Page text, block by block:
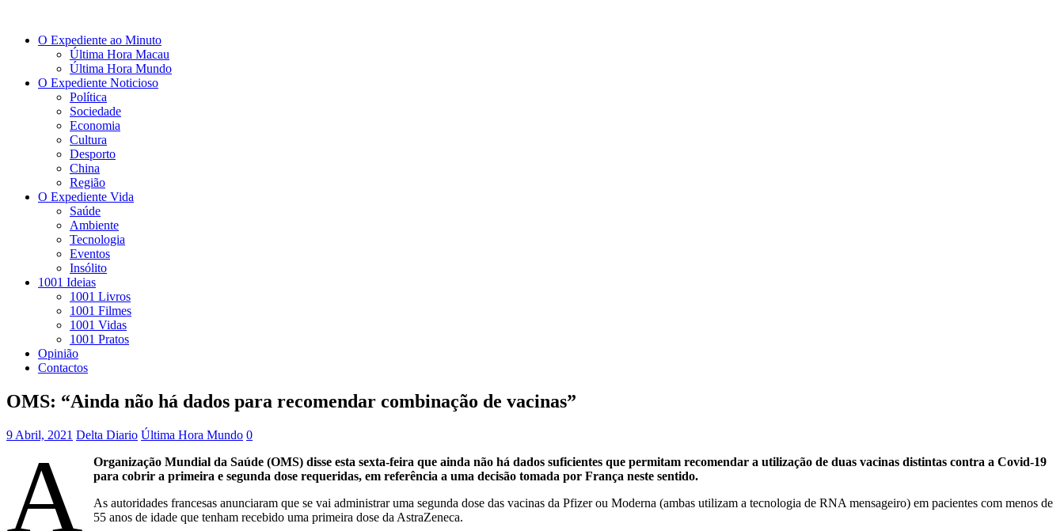
O Expediente ao Minuto
Última Hora Macau
Última Hora Mundo
O Expediente Noticioso
Política
Sociedade
Economia
Cultura
Desporto
China
Região
O Expediente Vida
Saúde
Ambiente
Tecnologia
Eventos
Insólito
1001 Ideias
1001 Livros
1001 Filmes
1001 Vidas
1001 Pratos
Opinião
Contactos
OMS: “Ainda não há dados para recomendar combinação de vacinas”
9 Abril, 2021 Delta Diario Última Hora Mundo 0
A
Organização Mundial da Saúde (OMS) disse esta sexta-feira que ainda não há dados suficientes que permitam recomendar a utilização de duas vacinas distintas contra a Covid-19
para cobrir a primeira e segunda dose requeridas, em referência a uma decisão tomada por França neste sentido.
As autoridades francesas anunciaram que se vai administrar uma segunda dose das vacinas da Pfizer ou Moderna (ambas utilizam a tecnologia de RNA mensageiro) em pacientes com menos de
55 anos de idade que tenham recebido uma primeira dose da AstraZeneca.